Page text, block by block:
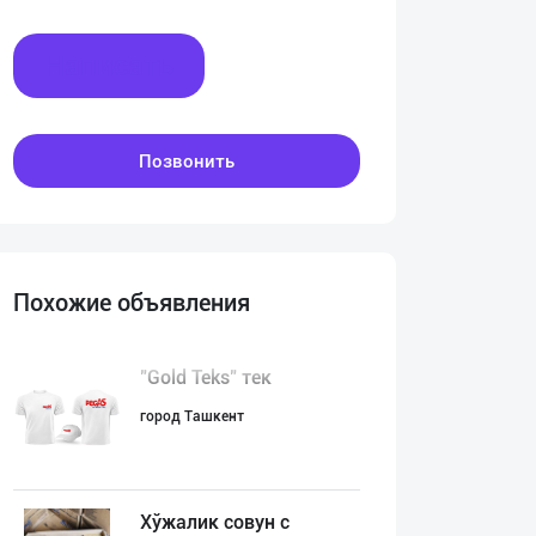
00:00
Позвонить
Похожие объявления
"Gold Teks" тек
город Ташкент
Хўжалик совун с